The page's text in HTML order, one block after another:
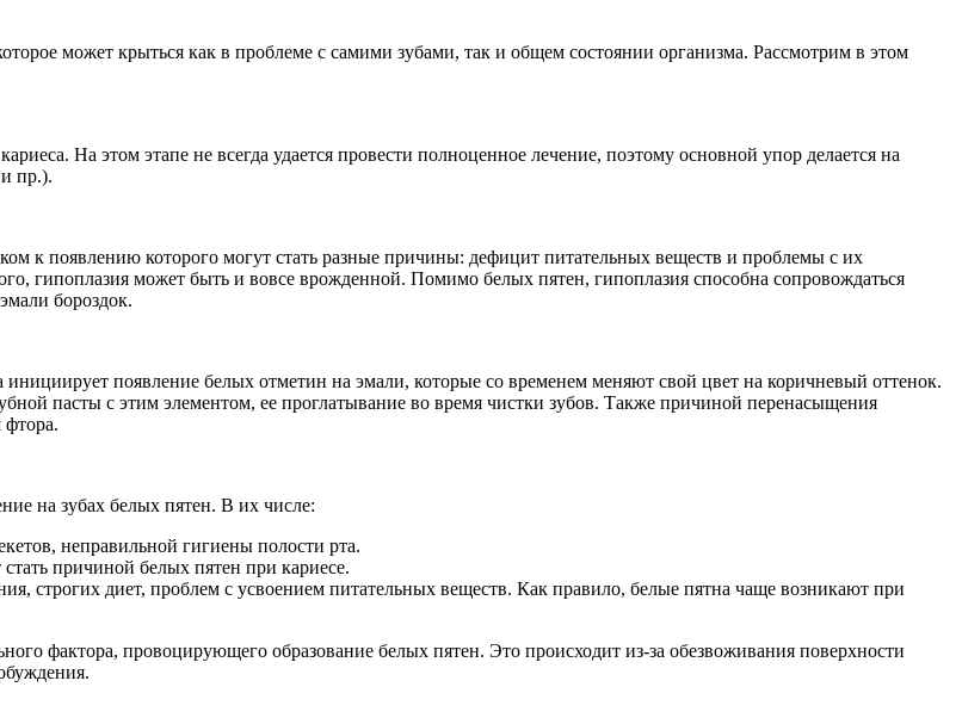
может крыться как в проблеме с самими зубами, так и общем состоянии организма. Рассмотрим в этом
На этом этапе не всегда удается провести полноценное лечение, поэтому основной упор делается на
пр.).
к появлению которого могут стать разные причины: дефицит питательных веществ и проблемы с их
гипоплазия может быть и вовсе врожденной. Помимо белых пятен, гипоплазия способна сопровождаться
бороздок.
появление белых отметин на эмали, которые со временем меняют свой цвет на коричневый оттенок.
пасты с этим элементом, ее проглатывание во время чистки зубов. Также причиной перенасыщения
на зубах белых пятен. В их числе:
неправильной гигиены полости рта.
причиной белых пятен при кариесе.
строгих диет, проблем с усвоением питательных веществ. Как правило, белые пятна чаще возникают при
фактора, провоцирующего образование белых пятен. Это происходит из-за обезвоживания поверхности